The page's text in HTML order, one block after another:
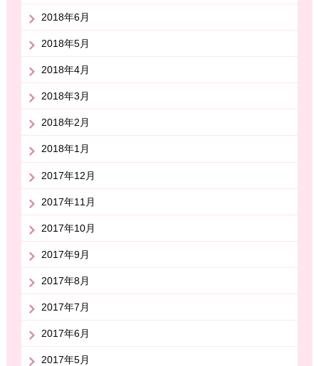
2018年6月
2018年5月
2018年4月
2018年3月
2018年2月
2018年1月
2017年12月
2017年11月
2017年10月
2017年9月
2017年8月
2017年7月
2017年6月
2017年5月